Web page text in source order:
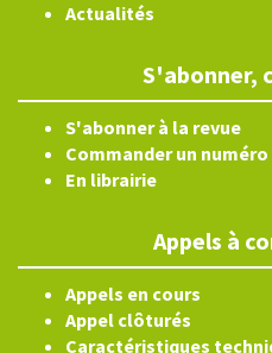
Actualités
S'abonner,
S'abonner à la revue
Commander un numéro
En librairie
Appels à
Appels en cours
Appel clôturés
Caractéristiques